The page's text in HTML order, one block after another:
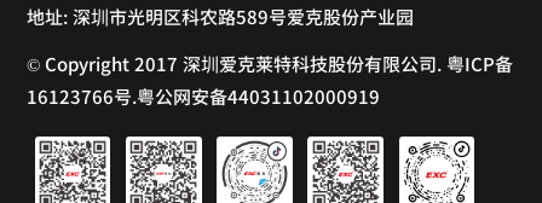
地址: 深圳市光明区科农路589号爱克股份产业园
© Copyright 2017 深圳爱克莱特科技股份有限公司. 粤ICP备
16123766号.粤公网安备44031102000919